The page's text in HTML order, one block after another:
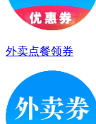
外卖点餐领券